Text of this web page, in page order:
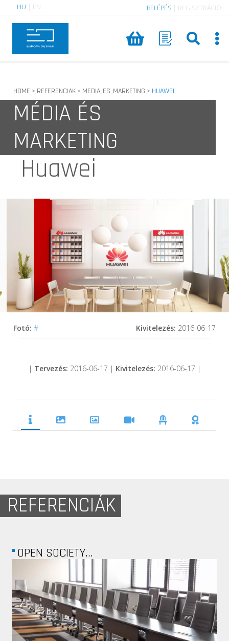
HU EN BELÉPÉS REGISZTRÁCIÓ
HOME > REFERENCIAK > MEDIA_ES_MARKETING > HUAWEI
MÉDIA ÉS
MARKETING
Huawei
Fotó:# Kivitelezés: 2016-06-17
| Tervezés: 2016-06-17 | Kivitelezés: 2016-06-17 |
REFERENCIÁK